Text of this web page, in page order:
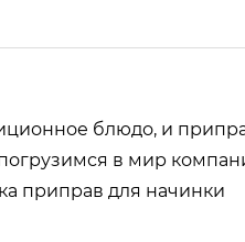
блюдо, и
в мир
приправ для начинки